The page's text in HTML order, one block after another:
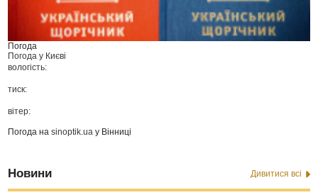
Погода
Погода у Києві
вологість:
тиск:
вітер:
Погода наsinoptik.ua у Вінниці
Новини Дивитися всі